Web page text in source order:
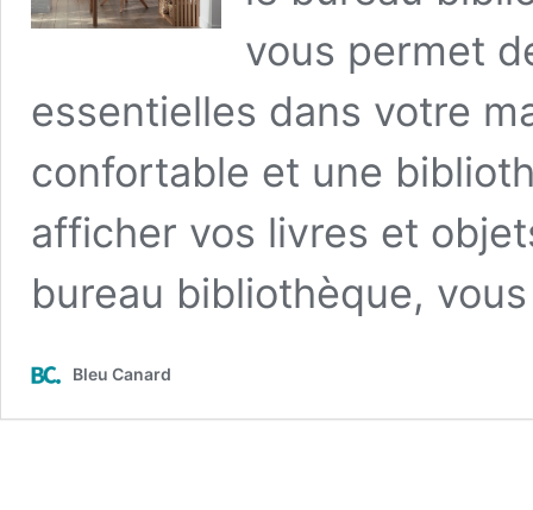
vous permet
essentielles dans votre
confortable et une
afficher vos livres et
bureau bibliothèque,
Bleu Canard